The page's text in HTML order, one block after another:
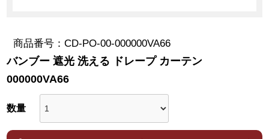
商品番号 CD-PO-00-000000VA66
バンブー 遮光 洗える ドレープ カーテン
000000VA66